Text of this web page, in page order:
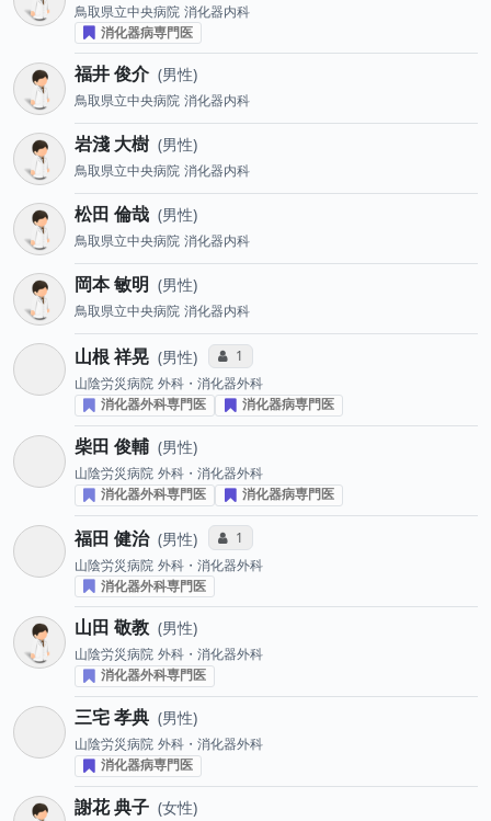
鳥取県立中央病院 消化器内科
消化器病専門医
福井 俊介 男性
鳥取県立中央病院 消化器内科
岩淺 大樹 男性
鳥取県立中央病院 消化器内科
松田 倫哉 男性
鳥取県立中央病院 消化器内科
岡本 敏明 男性
鳥取県立中央病院 消化器内科
山根 祥晃 男性 コミュニケーション・タイプ投票数
1
山陰労災病院 外科・消化器外科
消化器外科専門医
消化器病専門医
柴田 俊輔 男性
山陰労災病院 外科・消化器外科
消化器外科専門医
消化器病専門医
福田 健治 男性 コミュニケーション・タイプ投票数
1
山陰労災病院 外科・消化器外科
消化器外科専門医
山田 敬教 男性
山陰労災病院 外科・消化器外科
消化器外科専門医
三宅 孝典 男性
山陰労災病院 外科・消化器外科
消化器病専門医
謝花 典子 女性